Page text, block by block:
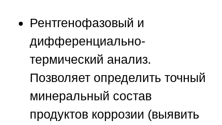
Рентгенофазовый и
дифференциально-
термический анализ.
Позволяет определить точный
минеральный состав
продуктов коррозии (выявить